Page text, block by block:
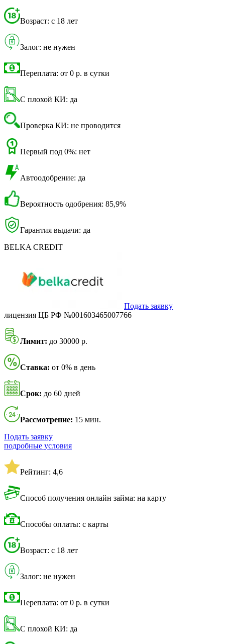
Возраст: с 18 лет
Залог: не нужен
Переплата: от 0 р. в сутки
С плохой КИ: да
Проверка КИ: не проводится
Первый под 0%: нет
Автоодобрение: да
Вероятность одобрения: 85,9%
Гарантия выдачи: да
BELKA CREDIT
Подать заявку
лицензия ЦБ РФ №001603465007766
Лимит: до 30000 р.
Ставка: от 0% в день
Срок: до 60 дней
Рассмотрение: 15 мин.
Подать заявку
подробные условия
Рейтинг: 4,6
Способ получения онлайн займа: на карту
Способы оплаты: с карты
Возраст: с 18 лет
Залог: не нужен
Переплата: от 0 р. в сутки
С плохой КИ: да